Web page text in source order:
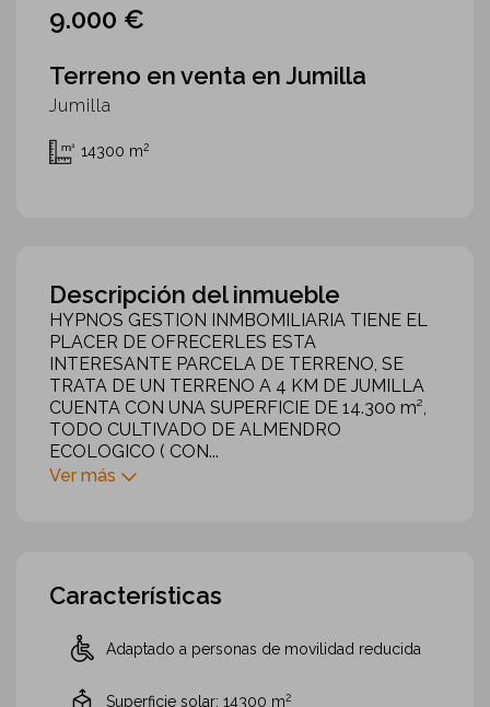
9.000 €
Terreno en venta en Jumilla
Jumilla
14300 m2
Descripción del inmueble
HYPNOS GESTION INMBOMILIARIA TIENE EL
PLACER DE OFRECERLES ESTA
INTERESANTE PARCELA DE TERRENO, SE
TRATA DE UN TERRENO A 4 KM DE JUMILLA
CUENTA CON UNA SUPERFICIE DE 14.300 m²,
TODO CULTIVADO DE ALMENDRO
ECOLOGICO ( CON...
Ver más
Características
Adaptado a personas de movilidad reducida
Superficie solar: 14300 m2